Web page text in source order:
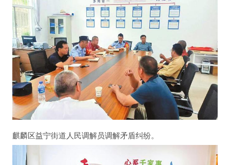
麒麟区益宁街道人民调解员调解矛盾纠纷。